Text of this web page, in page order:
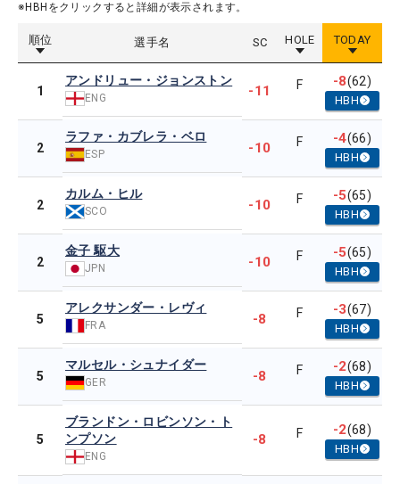
※HBHをクリックすると詳細が表示されます。
順位 選手名 SC HOLE TODAY
1
アンドリュー・ジョンストン
ENG -11 F -8(62)
HBH
2
ラファ・カブレラ・ベロ
ESP -10 F -4(66)
HBH
2
カルム・ヒル
SCO -10 F -5(65)
HBH
2
金子 駆大
JPN -10 F -5(65)
HBH
5
アレクサンダー・レヴィ
FRA -8 F -3(67)
HBH
5
マルセル・シュナイダー
GER -8 F -2(68)
HBH
5
ブランドン・ロビンソン・ト
ンプソン
ENG
-8 F -2(68)
HBH